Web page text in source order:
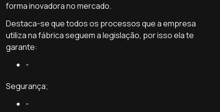
forma inovadora no mercado.
Destaca-se que todos os processos que a empresa
utiliza na fábrica seguem a legislação, por isso ela te
garante:
-
Segurança;
-